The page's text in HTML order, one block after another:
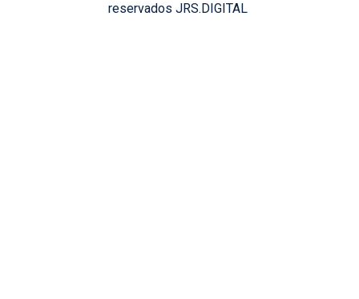
reservados JRS.DIGITAL